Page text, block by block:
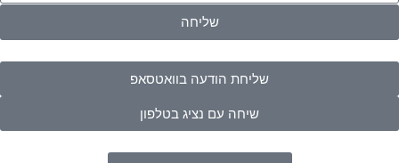
שליחה
שליחת הודעה בוואטסאפ
שיחה עם נציג בטלפון